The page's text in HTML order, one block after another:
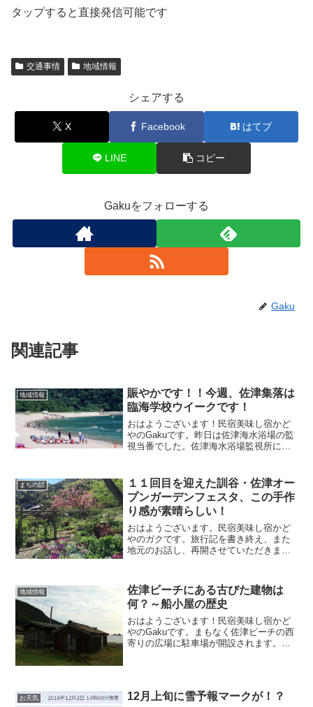
タップすると直接発信可能です
交通事情 地域情報
シェアする
X Facebook はてブ
LINE コピー
Gakuをフォローする
Gaku
関連記事
地域情報
賑やかです！！今週、佐津集落は
臨海学校ウイークです！
おはようございます！民宿美味し宿かど
やのGakuです。昨日は佐津海水浴場の監
視当番でした。佐津海水浴場監視所にて
らでした。今週は臨海学校ウイークなの
です。39軒ある宿のう...
まちの話
１１回目を迎えた訓谷・佐津オー
プンガーデンフェスタ、この手作
り感が素晴らしい！
おはようございます。民宿美味し宿かど
やのガクです。旅行記を書き終え、また
地元のお話し、再開させていただきま
デンのお話をさせていただきますね♪私の
場合、土曜日はダイビング...
地域情報
佐津ビーチにある古びた建物は
何？～船小屋の歴史
おはようございます！民宿美味し宿かど
やのGakuです。まもなく佐津ビーチの西
寄りの広場に駐車場が開設されます。佐
お天気 12月上旬に雪予報マークが！？